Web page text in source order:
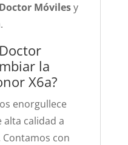
Doctor Móvilesy
la
X6a?
enorgullece
calidad a
con